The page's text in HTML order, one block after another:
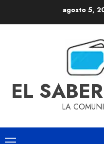
agosto 5,
EL
LA